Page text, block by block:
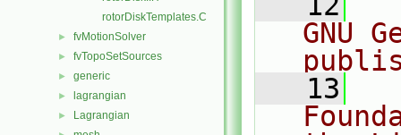
rotorDiskTemplates.C
► fvMotionSolver
► fvTopoSetSources
► generic
► lagrangian
► Lagrangian
GNU
   13